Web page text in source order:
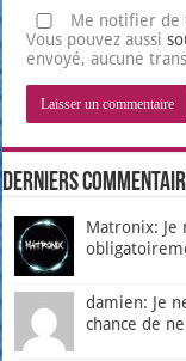
Me notifier de
Vous pouvez aussi
envoyé, aucune
Derniers
Matronix: Je
damien: Je
chance de